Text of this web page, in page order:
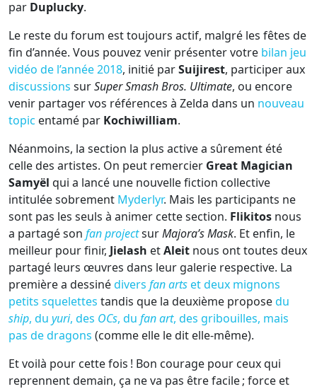
par Duplucky.
Le reste du forum est toujours actif, malgré les fêtes de
fin d’année. Vous pouvez venir présenter votre bilan jeu
vidéo de l’année 2018, initié parSuijirest, participer aux
discussions surSuper Smash Bros. Ultimate, ou encore
venir partager vos références à Zelda dans un nouveau
topic entamé par Kochiwilliam.
Néanmoins, la section la plus active a sûrement été
celle des artistes. On peut remercier Great Magician
Samyël qui a lancé une nouvelle fiction collective
intitulée sobrement Myderlyr. Mais les participants ne
sont pas les seuls à animer cette section. Flikitos nous
a partagé son fan projectsurMajora’s Mask. Et enfin, le
meilleur pour finir, Jielash etAleit nous ont toutes deux
partagé leurs œuvres dans leur galerie respective. La
première a dessinédivers fan artset deux mignons
petits squelettes tandis que la deuxième proposedu
ship, du yuri, des OCs, du fan art, des gribouilles, mais
pas de dragons (comme elle le dit elle-même).
Et voilà pour cette fois ! Bon courage pour ceux qui
reprennent demain, ça ne va pas être facile ; force et